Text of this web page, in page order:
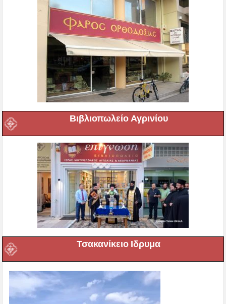
Βιβλιοπωλείο Αγρινίου
Τσακανίκειο Ιδρυμα